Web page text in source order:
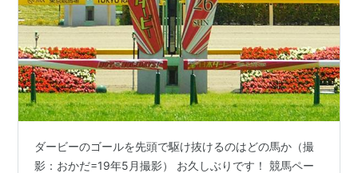
ダービーのゴールを先頭で駆け抜けるのはどの馬か（撮
影：おかだ=19年5月撮影） お久しぶりです！ 競馬ペー